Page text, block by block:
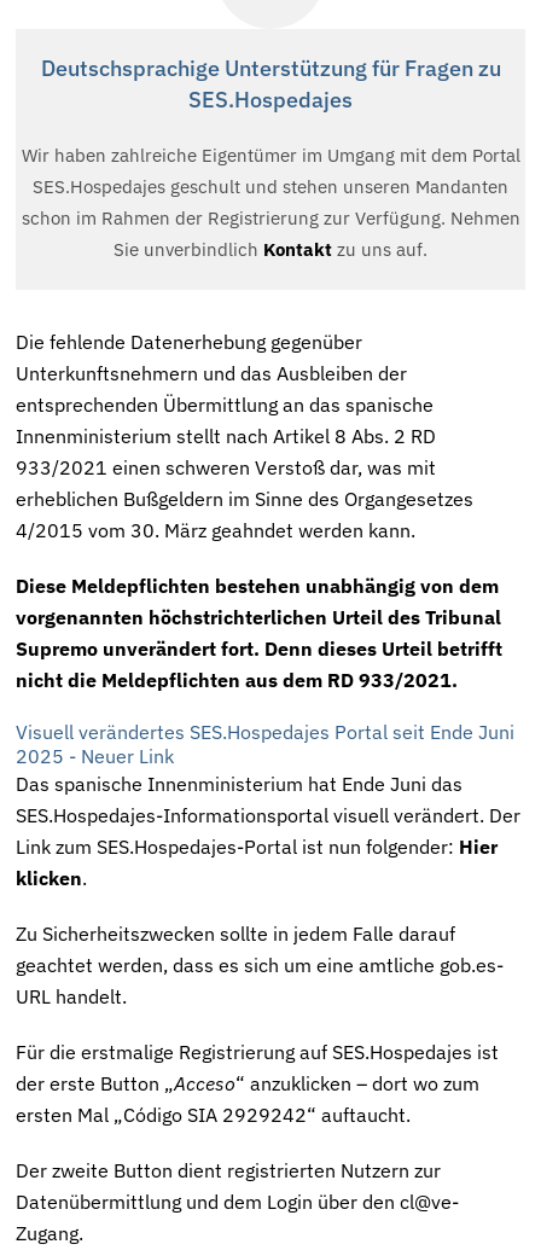
Deutschsprachige Unterstützung für Fragen zu
SES.Hospedajes
Wir haben zahlreiche Eigentümer im Umgang mit dem Portal
SES.Hospedajes geschult und stehen unseren Mandanten
schon im Rahmen der Registrierung zur Verfügung. Nehmen
Sie unverbindlich Kontakt zu uns auf.
Die fehlende Datenerhebung gegenüber
Unterkunftsnehmern und das Ausbleiben der
entsprechenden Übermittlung an das spanische
Innenministerium stellt nach Artikel 8 Abs. 2 RD
933/2021 einen schweren Verstoß dar, was mit
erheblichen Bußgeldern im Sinne des Organgesetzes
4/2015 vom 30. März geahndet werden kann.
Diese Meldepflichten bestehen unabhängig von dem
vorgenannten höchstrichterlichen Urteil des Tribunal
Supremo unverändert fort. Denn dieses Urteil betrifft
nicht die Meldepflichten aus dem RD 933/2021.
Visuell verändertes SES.Hospedajes Portal seit Ende Juni
2025 - Neuer Link
Das spanische Innenministerium hat Ende Juni das
SES.Hospedajes-Informationsportal visuell verändert. Der
Link zum SES.Hospedajes-Portal ist nun folgender: Hier
klicken.
Zu Sicherheitszwecken sollte in jedem Falle darauf
geachtet werden, dass es sich um eine amtliche gob.es-
URL handelt.
Für die erstmalige Registrierung auf SES.Hospedajes ist
der erste Button „Acceso“ anzuklicken – dort wo zum
ersten Mal „Código SIA 2929242“ auftaucht.
Der zweite Button dient registrierten Nutzern zur
Datenübermittlung und dem Login über den cl@ve-
Zugang.